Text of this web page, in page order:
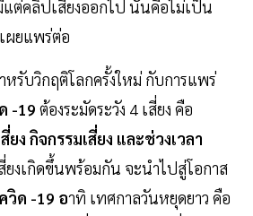
แต่คลิปเสียงออกไป นั่นคือไม่เป็น
ผยแพร่ต่อ
รับวิกฤติโลกครั้งใหม่ กับการแพร่
-19 ต้องระมัดระวัง 4 เสี่ยง คือ
ง กิจกรรมเสี่ยง และช่วงเวลา
ยงเกิดขึ้นพร้อมกัน จะนำไปสู่โอกาส
วิด -19 อาทิ เทศกาลวันหยุดยาว คือ